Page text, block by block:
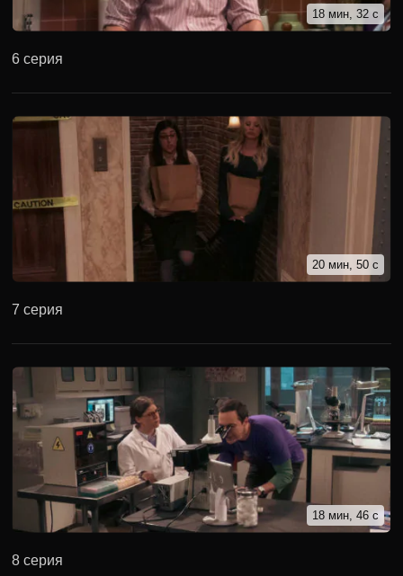
18 мин, 32 с
6 серия
20 мин, 50 с
7 серия
18 мин, 46 с
8 серия